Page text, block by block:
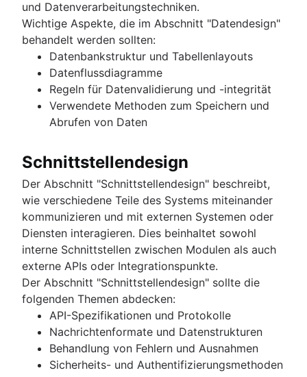
und Datenverarbeitungstechniken.
Wichtige Aspekte, die im Abschnitt "Datendesign"
behandelt werden sollten:
Datenbankstruktur und Tabellenlayouts
Datenflussdiagramme
Regeln für Datenvalidierung und -integrität
Verwendete Methoden zum Speichern und
Abrufen von Daten
Schnittstellendesign
Der Abschnitt "Schnittstellendesign" beschreibt,
wie verschiedene Teile des Systems miteinander
kommunizieren und mit externen Systemen oder
Diensten interagieren. Dies beinhaltet sowohl
interne Schnittstellen zwischen Modulen als auch
externe APIs oder Integrationspunkte.
Der Abschnitt "Schnittstellendesign" sollte die
folgenden Themen abdecken:
API-Spezifikationen und Protokolle
Nachrichtenformate und Datenstrukturen
Behandlung von Fehlern und Ausnahmen
Sicherheits- und Authentifizierungsmethoden